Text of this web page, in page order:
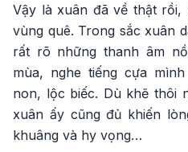
Vậy là xuân đã về thật
vùng quê. Trong sắc xuân
rất rõ những thanh âm
mùa, nghe tiếng cựa
non, lộc biếc. Dù khẽ thôi
xuân ấy cũng đủ khiến
khuâng và hy vọng…